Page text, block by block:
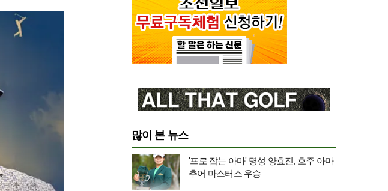
많이 본 뉴스
'프로 잡는 아마' 명성 양효진, 호주 아마
추어 마스터스 우승